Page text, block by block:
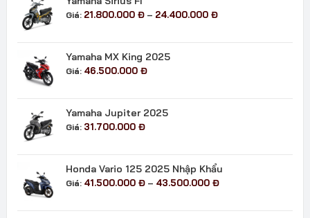
Giá: 21.800.000 Đ – 24.400.000 ĐKhoảng
Yamaha MX King 2025
Giá: 46.500.000 Đ
Yamaha Jupiter 2025
Giá: 31.700.000 Đ
Honda Vario 125 2025 Nhập Khẩu
Giá: 41.500.000 Đ – 43.500.000 ĐKhoảng